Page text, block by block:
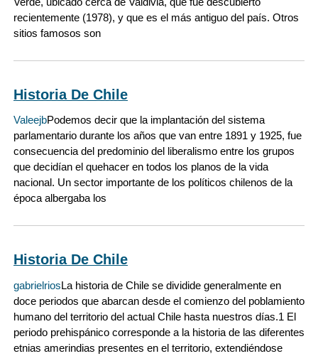
recientemente (1978), y que es el más antiguo del país. Otros
sitios famosos son
Historia De Chile
ValeejbPodemos decir que la implantación del sistema
parlamentario durante los años que van entre 1891 y 1925, fue
consecuencia del predominio del liberalismo entre los grupos
que decidían el quehacer en todos los planos de la vida
nacional. Un sector importante de los políticos chilenos de la
época albergaba los
Historia De Chile
gabrielriosLa historia de Chile se dividide generalmente en
doce periodos que abarcan desde el comienzo del poblamiento
humano del territorio del actual Chile hasta nuestros días.1 El
periodo prehispánico corresponde a la historia de las diferentes
etnias amerindias presentes en el territorio, extendiéndose